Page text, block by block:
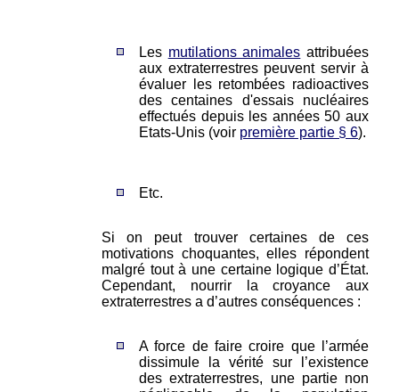
Les mutilations animales attribuées
aux extraterrestres peuvent servir à
évaluer les retombées radioactives
des centaines d'essais nucléaires
effectués depuis les années 50 aux
Etats-Unis (voir première partie § 6).
Etc.
Si on peut trouver certaines de ces
motivations choquantes, elles répondent
malgré tout à une certaine logique d’État.
Cependant, nourrir la croyance aux
extraterrestres a d’autres conséquences :
A force de faire croire que l’armée
dissimule la vérité sur l’existence
des extraterrestres, une partie non